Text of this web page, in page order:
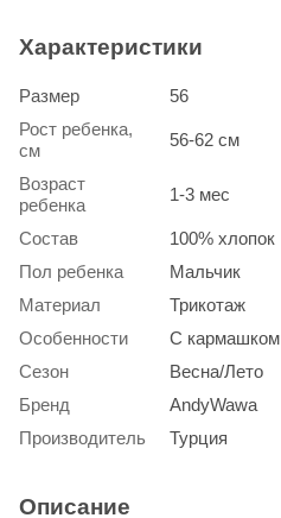
Характеристики
Размер
56
Рост ребенка,
см
56-62 см
Возраст
ребенка
1-3 мес
Состав
100% хлопок
Пол ребенка
Мальчик
Материал
Трикотаж
Особенности
С кармашком
Сезон
Весна/Лето
Бренд
AndyWawa
Производитель
Турция
Описание